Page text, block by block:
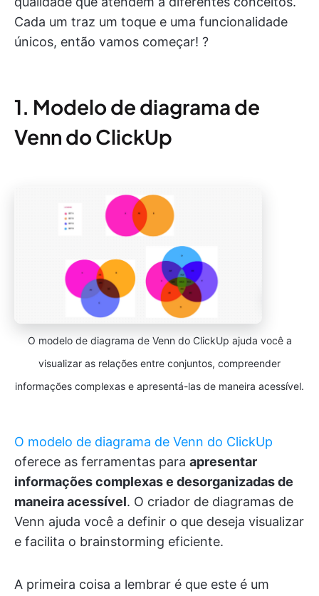
Cada um traz um toque e uma funcionalidade
únicos, então vamos começar! ?
1. Modelo de diagrama de
Venn do ClickUp
O modelo de diagrama de Venn do ClickUp ajuda você a
visualizar as relações entre conjuntos, compreender
informações complexas e apresentá-las de maneira acessível.
O modelo de diagrama de Venn do ClickUp
oferece as ferramentas para apresentar
informações complexas e desorganizadas de
maneira acessível. O criador de diagramas de
Venn ajuda você a definir o que deseja visualizar
e facilita o brainstorming eficiente.
A primeira coisa a lembrar é que este é um